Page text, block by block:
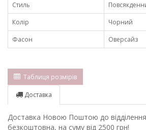
Стиль
Колір
Чорний
Фасон
Оверсайз
Таблиця розмірів
Доставка
Доставка Новою Поштою до відділення
безкоштовна, на суму від 2500 грн!